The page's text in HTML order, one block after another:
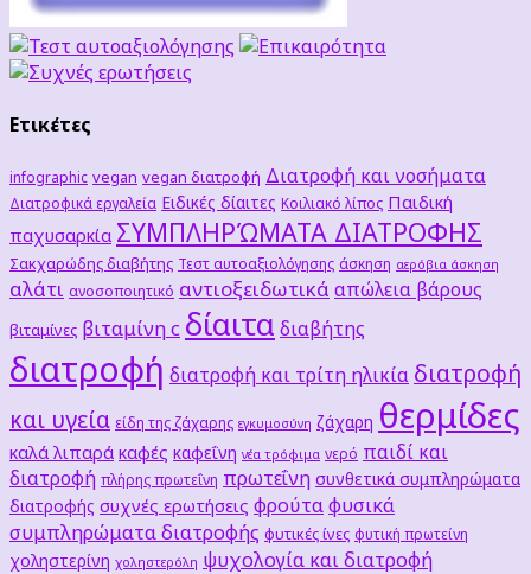
Ετικέτες
infographic vegan vegan διατροφή Διατροφή και νοσήματα
Διατροφικά εργαλεία Ειδικές δίαιτες Κοιλιακό λίπος Παιδική
παχυσαρκία ΣΥΜΠΛΗΡΏΜΑΤΑ ΔΙΑΤΡΟΦΗΣ
Σακχαρώδης διαβήτης Τεστ αυτοαξιολόγησης άσκηση αερόβια άσκηση
αλάτι ανοσοποιητικό αντιοξειδωτικά απώλεια βάρους
βιταμίνες βιταμίνη c δίαιτα διαβήτης
διατροφή διατροφή και τρίτη ηλικία διατροφή
και υγεία είδη της ζάχαρης εγκυμοσύνη ζάχαρη θερμίδες
καλά λιπαρά καφές καφεΐνη νέα τρόφιμα νερό παιδί και
διατροφή πλήρης πρωτεΐνη πρωτεΐνη συνθετικά συμπληρώματα
διατροφής συχνές ερωτήσεις φρούταφυσικά
συμπληρώματα διατροφής φυτικές ίνες φυτική πρωτείνη
χοληστερίνη χοληστερόλη ψυχολογία και διατροφή